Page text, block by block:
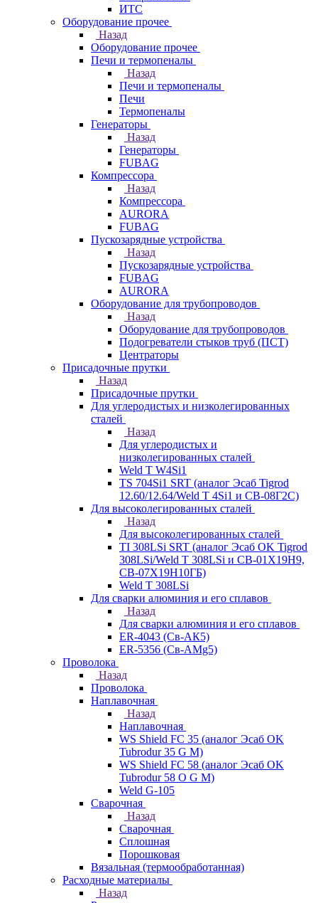
ИТС
Оборудование прочее
Назад
Оборудование прочее
Печи и термопеналы
Назад
Печи и термопеналы
Печи
Термопеналы
Генераторы
Назад
Генераторы
FUBAG
Компрессора
Назад
Компрессора
AURORA
FUBAG
Пускозарядные устройства
Назад
Пускозарядные устройства
FUBAG
AURORA
Оборудование для трубопроводов
Назад
Оборудование для трубопроводов
Подогреватели стыков труб (ПСТ)
Центраторы
Присадочные прутки
Назад
Присадочные прутки
Для углеродистых и низколегированных
сталей
Назад
Для углеродистых и
низколегированных сталей
Weld T W4Si1
TS 704Si1 SRT (аналог Эсаб Tigrod
12.60/12.64/Weld T 4Si1 и СВ-08Г2С)
Для высоколегированных сталей
Назад
Для высоколегированных сталей
TI 308LSi SRT (аналог Эсаб OK Tigrod
308LSi/Weld T 308LSi и СВ-01Х19Н9,
СВ-07Х19Н10ГБ)
Weld T 308LSi
Для сварки алюминия и его сплавов
Назад
Для сварки алюминия и его сплавов
ER-4043 (Св-АК5)
ER-5356 (Св-АМg5)
Проволока
Назад
Проволока
Наплавочная
Назад
Наплавочная
WS Shield FC 35 (аналог Эсаб OK
Tubrodur 35 G M)
WS Shield FC 58 (аналог Эсаб OK
Tubrodur 58 O G M)
Weld G-105
Сварочная
Назад
Сварочная
Сплошная
Порошковая
Вязальная (термообработанная)
Расходные материалы
Назад